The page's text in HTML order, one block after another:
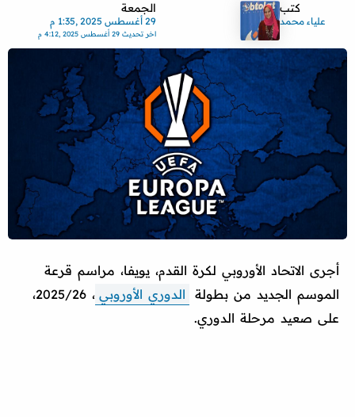
كتب
علياء محمد
الجمعة
29 أغسطس 2025 ,1:35 م
اخر تحديث29 أغسطس 2025 ,4:12 م
أجرى الاتحاد الأوروبي لكرة القدم، يويفا، مراسم قرعة
الموسم الجديد من بطولة
الدوري الأوروبي
، 2025/26،
على صعيد مرحلة الدوري.